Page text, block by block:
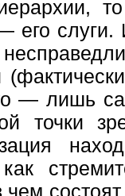
его
— лишь
точки